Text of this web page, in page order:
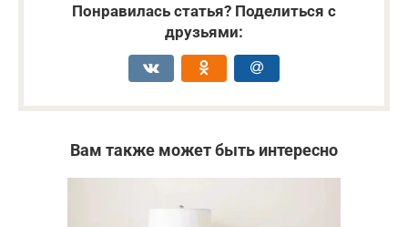
Понравилась статья? Поделиться с
друзьями:
Вам также может быть интересно